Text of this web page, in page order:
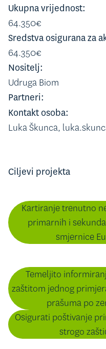
Ukupna vrijednost:
64.350€
Sredstva osigurana za
64.350€
Nositelj:
Udruga Biom
Partneri:
Kontakt osoba:
Luka Škunca,
Ciljevi projekta
Kartiranje trenutno
primarnih i
smjernice
Temeljito
zaštitom jednog
prašuma po
Osigurati poštivanje
strogo